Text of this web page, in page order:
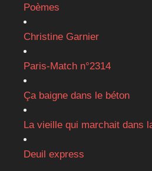
Poèmes
Christine Garnier
Paris-Match n°2314
Ça baigne dans le béton
La vieille qui marchait dans
Deuil express